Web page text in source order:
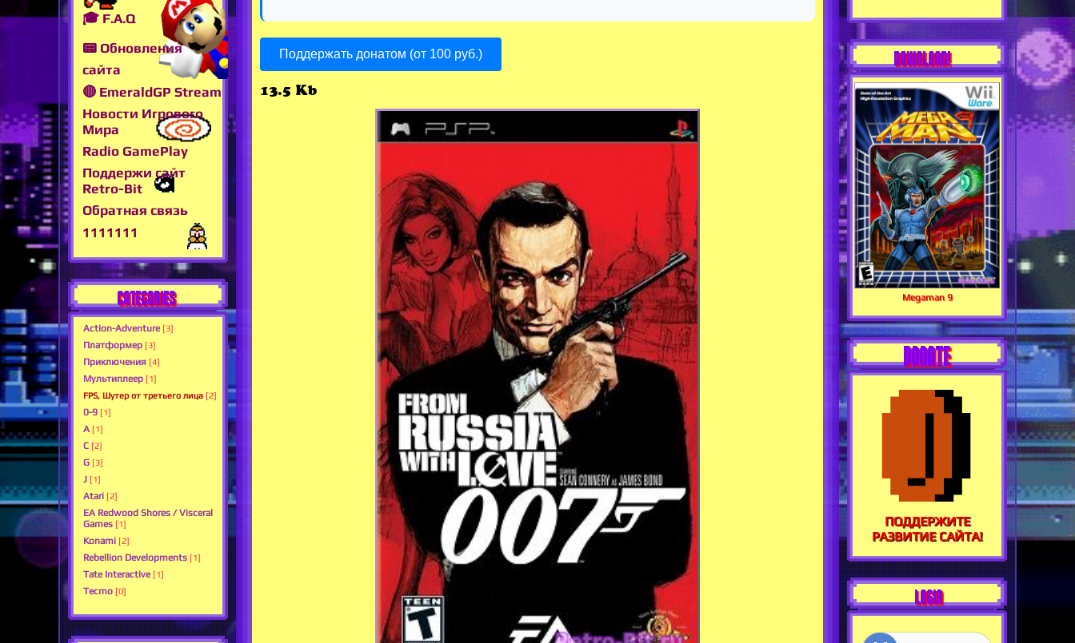
🎓 F.A.Q
📟 Обновления
сайта
🔴 EmeraldGP Stream
Новости Игрового
Мира
Radio GamePlay
Поддержи сайт
Retro-Bit
Обратная связь
1111111
CATEGORIES
Action-Adventure [3]
Платформер [3]
Приключения [4]
Мультиплеер [1]
FPS, Шутер от третьего лица [2]
0-9 [1]
A [1]
C [2]
G [3]
J [1]
Atari [2]
EA Redwood Shores / Visceral
Games [1]
Konami [2]
Rebellion Developments [1]
Tate Interactive [1]
Tecmo [0]
Поддержать донатом (от 100 руб.)
13.5 Kb
DOWNLOAD!
Megaman 9
DONATE
ПОДДЕРЖИТЕ
РАЗВИТИЕ САЙТА!
LOGIN